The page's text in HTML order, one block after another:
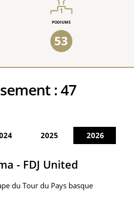
PODIUMS
53
:47
2025 2026
- FDJ United
du Tour du Pays basque